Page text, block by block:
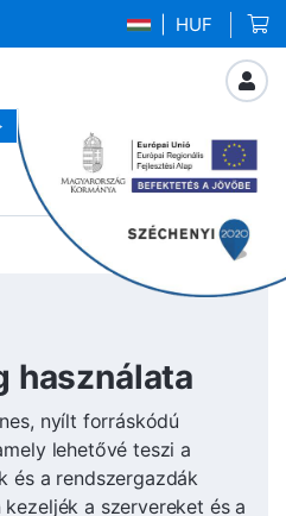
| HUF
használata
nyílt forráskódú
lehetővé teszi a
és a rendszergazdák
a szervereket és a